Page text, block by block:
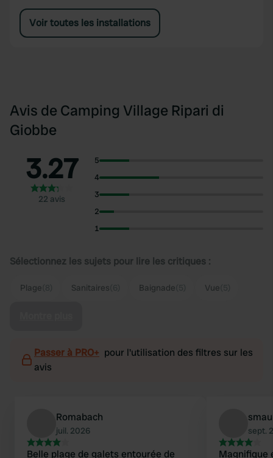
Voir toutes les installations
Avis de Camping Village Ripari di
Giobbe
3.27
22 avis
5
4
3
2
1
Sélectionnez les sujets pour lire les critiques :
Plage Sanitaires Baignade Vue
Passer à PRO+ pour l'utilisation des filtres sur les
avis
Romabach
juil. 2026
Belle plage de galets entourée de
sept.
Magnifique